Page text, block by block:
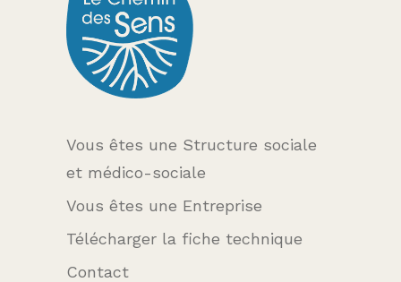
Vous êtes une Structure sociale
et médico-sociale
Vous êtes une Entreprise
Télécharger la fiche technique
Contact